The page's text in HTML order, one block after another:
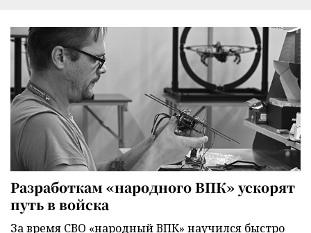
Разработкам «народного ВПК» ускорят
путь в войска
За время СВО «народный ВПК» научился быстро